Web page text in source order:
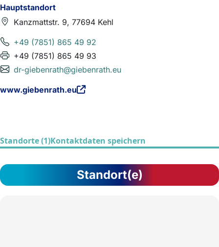
Hauptstandort
Kanzmattstr. 9, 77694 Kehl
+49 (7851) 865 49 92
+49 (7851) 865 49 93
dr-giebenrath@giebenrath.eu
www.giebenrath.eu
Standorte (1)Kontaktdaten speichern
Standort(e)